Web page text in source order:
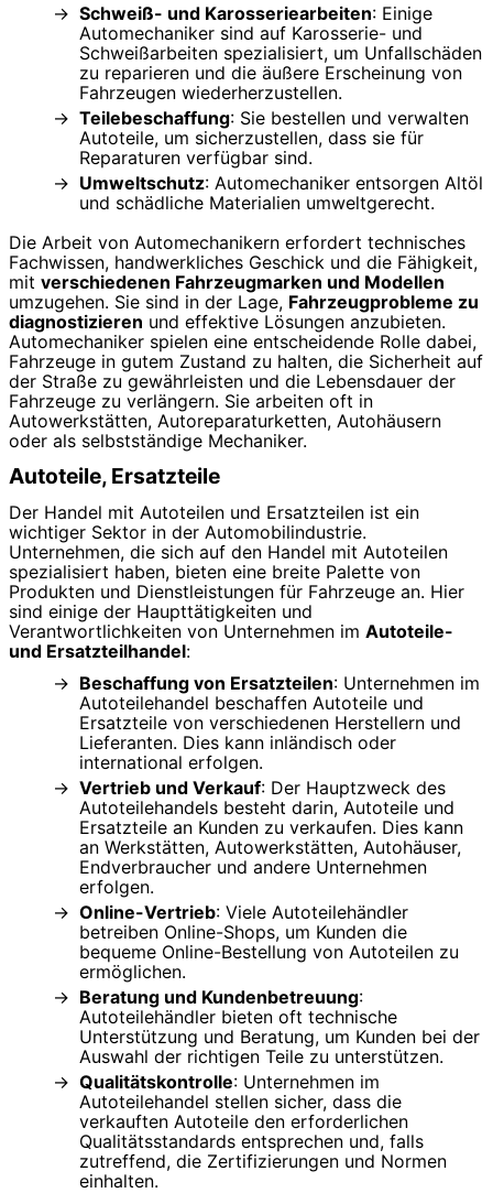
Schweiß- und Karosseriearbeiten: Einige
Automechaniker sind auf Karosserie- und
Schweißarbeiten spezialisiert, um Unfallschäden
zu reparieren und die äußere Erscheinung von
Fahrzeugen wiederherzustellen.
Teilebeschaffung: Sie bestellen und verwalten
Autoteile, um sicherzustellen, dass sie für
Reparaturen verfügbar sind.
Umweltschutz: Automechaniker entsorgen Altöl
und schädliche Materialien umweltgerecht.
Die Arbeit von Automechanikern erfordert technisches
Fachwissen, handwerkliches Geschick und die Fähigkeit,
mit verschiedenen Fahrzeugmarken und Modellen
umzugehen. Sie sind in der Lage, Fahrzeugprobleme zu
diagnostizieren und effektive Lösungen anzubieten.
Automechaniker spielen eine entscheidende Rolle dabei,
Fahrzeuge in gutem Zustand zu halten, die Sicherheit auf
der Straße zu gewährleisten und die Lebensdauer der
Fahrzeuge zu verlängern. Sie arbeiten oft in
Autowerkstätten, Autoreparaturketten, Autohäusern
oder als selbstständige Mechaniker.
Autoteile, Ersatzteile
Der Handel mit Autoteilen und Ersatzteilen ist ein
wichtiger Sektor in der Automobilindustrie.
Unternehmen, die sich auf den Handel mit Autoteilen
spezialisiert haben, bieten eine breite Palette von
Produkten und Dienstleistungen für Fahrzeuge an. Hier
sind einige der Haupttätigkeiten und
Verantwortlichkeiten von Unternehmen im Autoteile-
und Ersatzteilhandel:
Beschaffung von Ersatzteilen: Unternehmen im
Autoteilehandel beschaffen Autoteile und
Ersatzteile von verschiedenen Herstellern und
Lieferanten. Dies kann inländisch oder
international erfolgen.
Vertrieb und Verkauf: Der Hauptzweck des
Autoteilehandels besteht darin, Autoteile und
Ersatzteile an Kunden zu verkaufen. Dies kann
an Werkstätten, Autowerkstätten, Autohäuser,
Endverbraucher und andere Unternehmen
erfolgen.
Online-Vertrieb: Viele Autoteilehändler
betreiben Online-Shops, um Kunden die
bequeme Online-Bestellung von Autoteilen zu
ermöglichen.
Beratung und Kundenbetreuung:
Autoteilehändler bieten oft technische
Unterstützung und Beratung, um Kunden bei der
Auswahl der richtigen Teile zu unterstützen.
Qualitätskontrolle: Unternehmen im
Autoteilehandel stellen sicher, dass die
verkauften Autoteile den erforderlichen
Qualitätsstandards entsprechen und, falls
zutreffend, die Zertifizierungen und Normen
einhalten.